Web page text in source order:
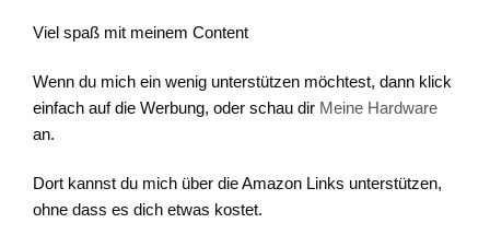
Viel spaß mit meinem Content
Wenn du mich ein wenig unterstützen möchtest, dann klick
einfach auf die Werbung, oder schau dir Meine Hardware
an.
Dort kannst du mich über die Amazon Links unterstützen,
ohne dass es dich etwas kostet.